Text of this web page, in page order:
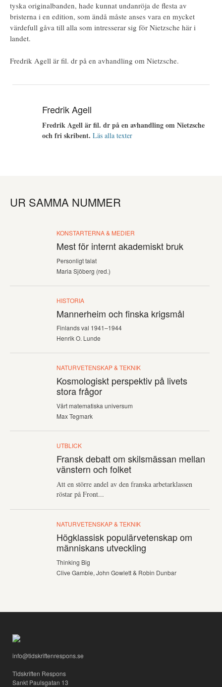
tyska originalbanden, hade kunnat undanröja de flesta av
bristerna i en edition, som ändå måste anses vara en mycket
värdefull gåva till alla som intresserar sig för Nietzsche här i
landet.
Fredrik Agell är fil. dr på en avhandling om Nietzsche.
Fredrik Agell
Fredrik Agell är fil. dr på en avhandling om Nietzsche
och fri skribent. Läs alla texter
UR SAMMA NUMMER
KONSTARTERNA & MEDIER
Mest för internt akademiskt bruk
Personligt talat
Maria Sjöberg (red.)
HISTORIA
Mannerheim och finska krigsmål
Finlands val 1941–1944
Henrik O. Lunde
NATURVETENSKAP & TEKNIK
Kosmologiskt perspektiv på livets
stora frågor
Vårt matematiska universum
Max Tegmark
UTBLICK
Fransk debatt om skilsmässan mellan
vänstern och folket
Att en större andel av den franska arbetarklassen
röstar på Front...
NATURVETENSKAP & TEKNIK
Högklassisk populärvetenskap om
människans utveckling
Thinking Big
Clive Gamble, John Gowlett & Robin Dunbar
info@tidskriftenrespons.se
Tidskriften Respons
Sankt Paulsgatan 13